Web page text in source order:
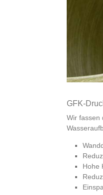
GFK-
Wir fassen
Hohe